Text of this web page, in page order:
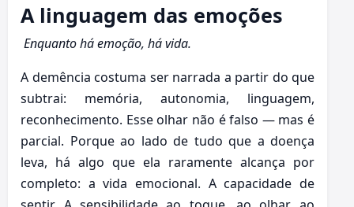
A linguagem das emoções
Enquanto há emoção, há vida.
A demência costuma ser narrada a partir do que
subtrai: memória, autonomia, linguagem,
reconhecimento. Esse olhar não é falso — mas é
parcial. Porque ao lado de tudo que a doença
leva, há algo que ela raramente alcança por
completo: a vida emocional. A capacidade de